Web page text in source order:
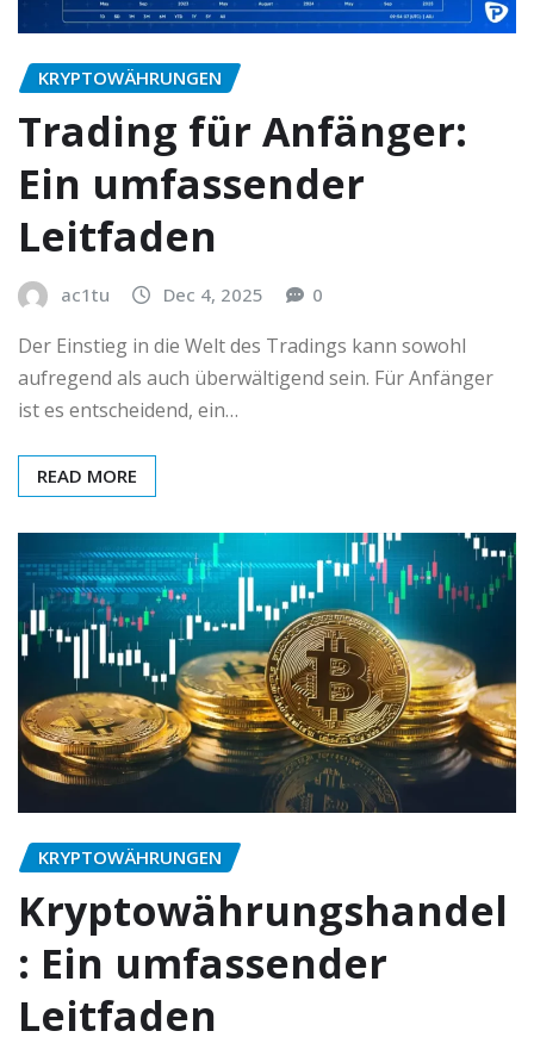
KRYPTOWÄHRUNGEN
Trading für Anfänger:
Ein umfassender
Leitfaden
ac1tu Dec 4, 2025 0
Der Einstieg in die Welt des Tradings kann sowohl
aufregend als auch überwältigend sein. Für Anfänger
ist es entscheidend, ein…
READ MORE
KRYPTOWÄHRUNGEN
Kryptowährungshandel
: Ein umfassender
Leitfaden